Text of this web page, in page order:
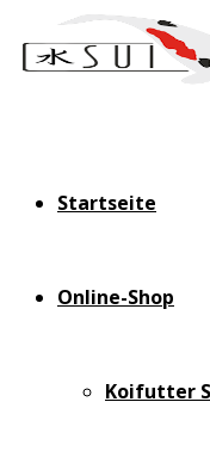
Startseite
Online-Shop
Koifutter